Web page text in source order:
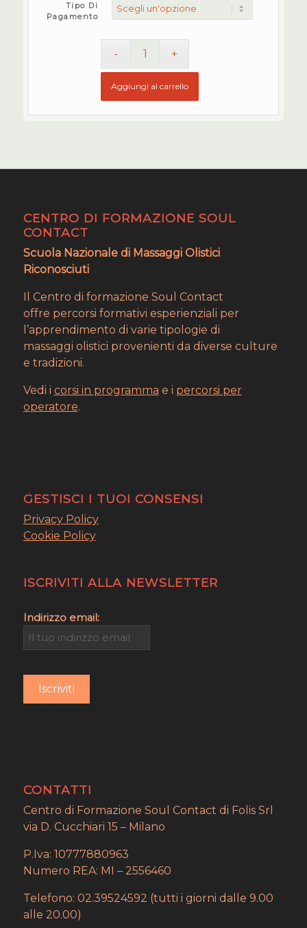
Tipo Di
Pagamento
Aggiungi al carrello
CENTRO DI FORMAZIONE SOUL
CONTACT
Scuola Nazionale di Massaggi Olistici
Riconosciuti
Il Centro di formazione Soul Contact
offre percorsi formativi esperienziali per
l’apprendimento di varie tipologie di
massaggi olistici provenienti da diverse culture
e tradizioni.
Vedi i corsi in programma e i percorsi per
operatore.
GESTISCI I TUOI CONSENSI
Privacy Policy
Cookie Policy
ISCRIVITI ALLA NEWSLETTER
Indirizzo email:
CONTATTI
Centro di Formazione Soul Contact di Folis Srl
via D. Cucchiari 15 – Milano
P.Iva: 10777880963
Numero REA: MI – 2556460
Telefono: 02.39524592 (tutti i giorni dalle 9.00
alle 20.00)